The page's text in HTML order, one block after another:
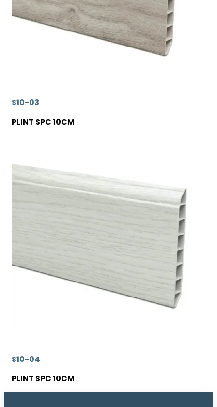
S10-03
PLINT SPC 10CM
S10-04
PLINT SPC 10CM